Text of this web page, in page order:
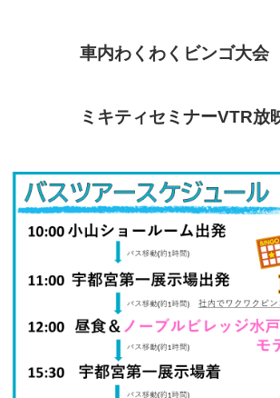
車内わくわくビンゴ大会
ミキティセミナーVTR放